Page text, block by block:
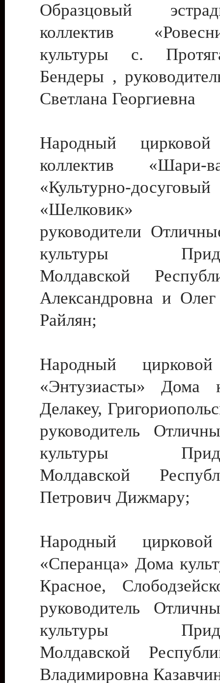
Образцовый
коллектив
культуры с.
Бендеры ,
Светлана Георгиевна
Народный цирковой
коллектив
«Культурно-
«Шелковик»
руководители
культуры
Молдавской
Александровна и
Райлян;
Народный цирковой
«Энтузиасты» Дома
Делакеу,
руководитель
культуры
Молдавской
Петрович Дижмару;
Народный цирковой
«Сперанца» Дома
Красное,
руководитель
культуры
Молдавской
Владимировна